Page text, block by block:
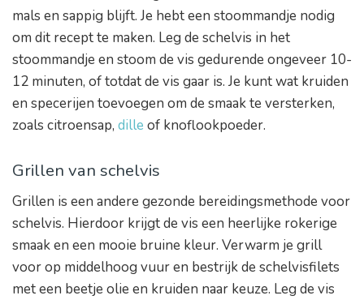
mals en sappig blijft. Je hebt een stoommandje nodig
om dit recept te maken. Leg de schelvis in het
stoommandje en stoom de vis gedurende ongeveer 10-
12 minuten, of totdat de vis gaar is. Je kunt wat kruiden
en specerijen toevoegen om de smaak te versterken,
zoals citroensap, dille of knoflookpoeder.
Grillen van schelvis
Grillen is een andere gezonde bereidingsmethode voor
schelvis. Hierdoor krijgt de vis een heerlijke rokerige
smaak en een mooie bruine kleur. Verwarm je grill
voor op middelhoog vuur en bestrijk de schelvisfilets
met een beetje olie en kruiden naar keuze. Leg de vis